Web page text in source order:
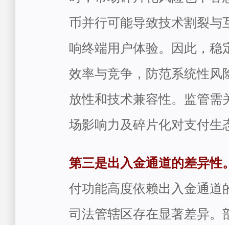
币并行可能导致技术割裂与
响终端用户体验。因此，稳
效率与竞争，防范系统性风
放性和技术兼容性。监管需
场影响力及碎片化对支付生
第三是出入金通道的差异性
付功能高度依赖出入金通道
司法管辖区存在显著差异。